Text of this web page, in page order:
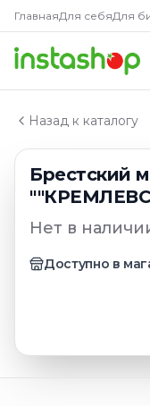
ГлавнаяДля себяДля
Назад к каталогу
Брестский
Нет в
Доступно в
Главная
Каталог
Колбаса копченая,
Брестский